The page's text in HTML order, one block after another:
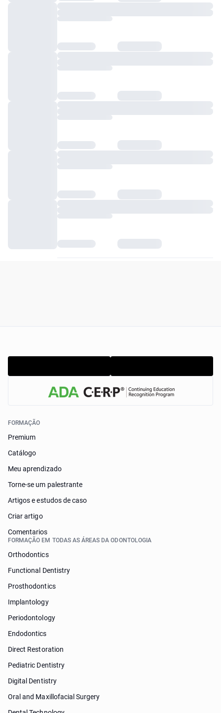
FORMAÇÃO
Premium
Catálogo
Meu aprendizado
Torne-se um palestrante
Artigos e estudos de caso
Criar artigo
Comentarios
FORMAÇÃO EM TODAS AS ÁREAS DA ODONTOLOGIA
Orthodontics
Functional Dentistry
Prosthodontics
Implantology
Periodontology
Endodontics
Direct Restoration
Pediatric Dentistry
Digital Dentistry
Oral and Maxillofacial Surgery